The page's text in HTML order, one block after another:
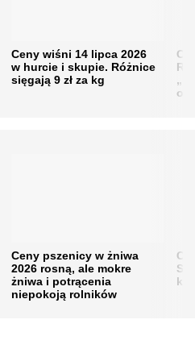
Ceny wiśni 14 lipca 2026
w hurcie i skupie. Różnice
sięgają 9 zł za kg
Ceny pszenicy w żniwa
2026 rosną, ale mokre
żniwa i potrącenia
niepokoją rolników